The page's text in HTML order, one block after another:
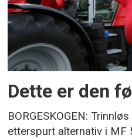
Dette er den
BORGESKOGEN:
etterspurt alternativ i MF